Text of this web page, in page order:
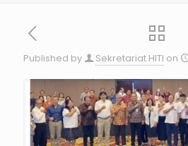
Published by Sekretariat HITI on